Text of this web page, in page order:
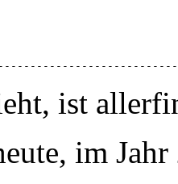
ist
im